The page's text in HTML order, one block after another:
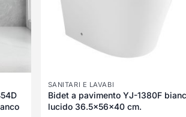
SANITARI E LAVABI
Bidet a pavimento YJ-1380F
lucido 36.5x56x40 cm.